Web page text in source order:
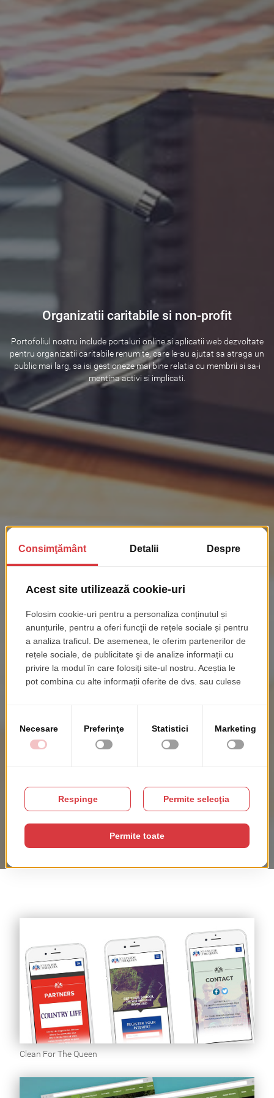
Organizatii caritabile si non-profit
Portofoliul nostru include portaluri online si aplicatii web dezvoltate
pentru organizatii caritabile renumite, care le-au ajutat sa atraga un
public mai larg, sa isi gestioneze mai bine relatia cu membrii si sa-i
mentina activi si implicati.
Clean For The Queen